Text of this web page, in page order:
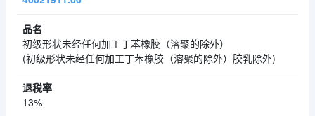
初级形状未经任何加工丁苯橡胶（溶聚的除外）
(初级形状未经任何加工丁苯橡胶（溶聚的除外）胶乳除外)
13%